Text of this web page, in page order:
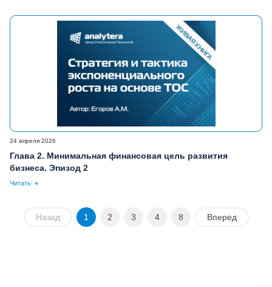
24 апреля 2026
Глава 2. Минимальная финансовая цель развития
бизнеса. Эпизод 2
Читать
Назад 1 2 3 4 8 Вперед